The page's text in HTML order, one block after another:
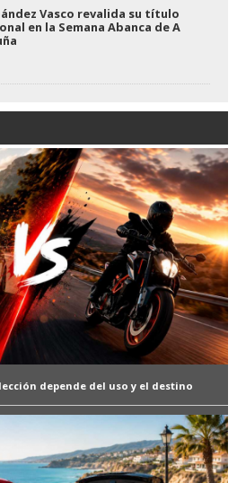
Vasco revalida su título
en la Semana Abanca de A
depende del uso y el destino